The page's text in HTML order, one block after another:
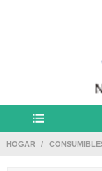
HOGAR